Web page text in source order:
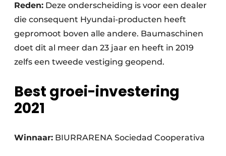
Reden: Deze onderscheiding is voor een dealer
die consequent Hyundai-producten heeft
gepromoot boven alle andere. Baumaschinen
doet dit al meer dan 23 jaar en heeft in 2019
zelfs een tweede vestiging geopend.
Best groei-investering
2021
Winnaar: BIURRARENA Sociedad Cooperativa